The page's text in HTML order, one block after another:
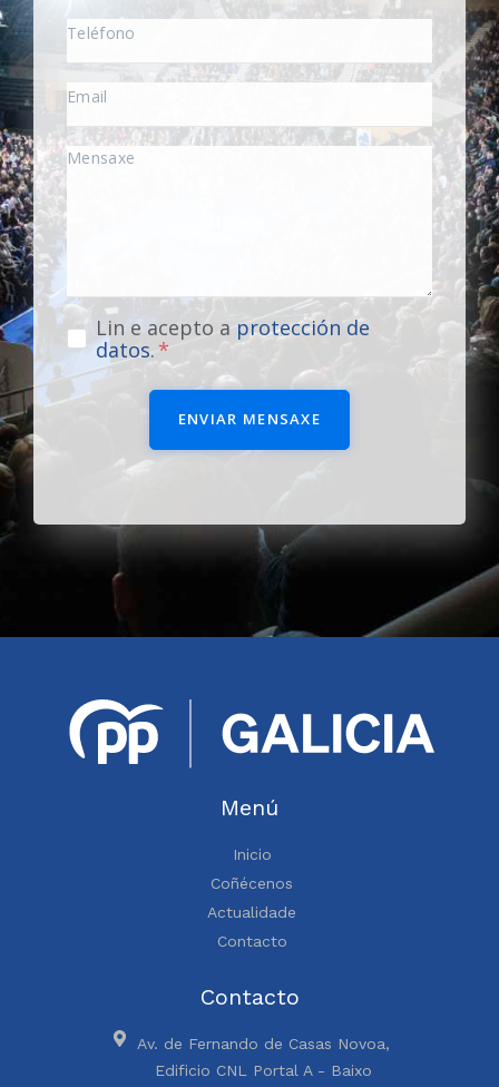
Lin e acepto a protección de
datos.
ENVIAR MENSAXE
Menú
Inicio
Coñécenos
Actualidade
Contacto
Contacto
Av. de Fernando de Casas Novoa,
Edificio CNL Portal A - Baixo